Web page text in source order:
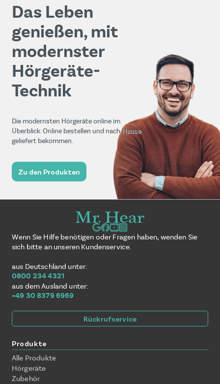
Das Leben
genießen, mit
modernster
Hörgeräte-
Technik
Die modernsten Hörgeräte online im
Überblick. Online bestellen und nach Hause
geliefert bekommen.
Zu den Produkten
Wenn Sie Hilfe benötigen oder Fragen haben, wenden Sie
sich bitte an unseren Kundenservice.
aus Deutschland unter:
0800 234 4321
aus dem Ausland unter:
+49 30 8379 6969
Rückrufservice
Produkte
Alle Produkte
Hörgeräte
Zubehör